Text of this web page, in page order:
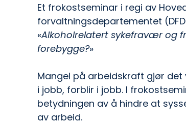
Et frokostseminar i regi av
forvaltningsdepartementet
«Alkoholrelatert sykefravær og
forebygge?»
Mangel på arbeidskraft gjør
i jobb, forblir i jobb. I
betydningen av å hindre at
av arbeid.